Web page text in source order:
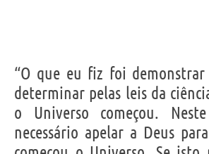
“O que eu fiz foi demonstrar
determinar pelas leis da
o Universo começou.
necessário apelar a Deus